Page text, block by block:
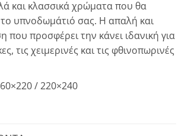
και κλασσικά χρώματα που θα
υπνοδωμάτιό σας. Η απαλή και
που προσφέρει την κάνει ιδανική για
τις χειμερινές και τις φθινοπωρινές
/ 220×240